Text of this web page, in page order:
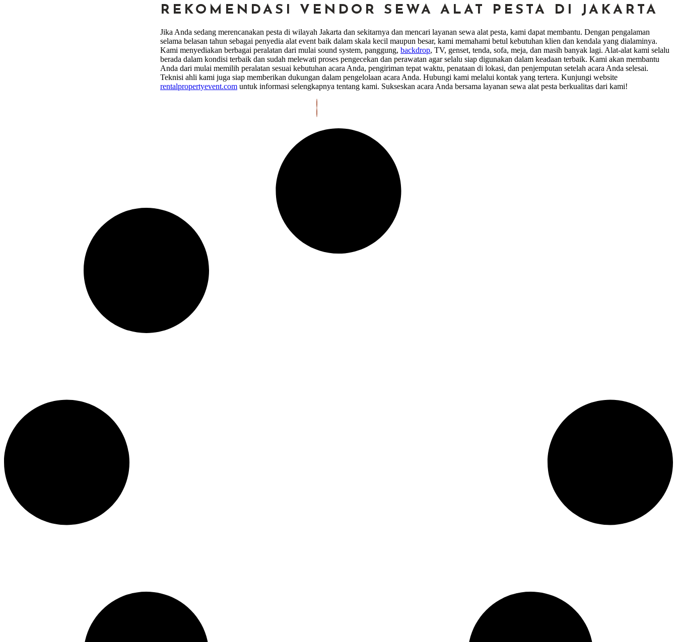
REKOMENDASI VENDOR SEWA ALAT PESTA DI JAKARTA
Jika Anda sedang merencanakan pesta di wilayah Jakarta dan sekitarnya dan mencari layanan sewa alat pesta, kami dapat membantu. Dengan pengalaman
selama belasan tahun sebagai penyedia alat event baik dalam skala kecil maupun besar, kami memahami betul kebutuhan klien dan kendala yang dialaminya.
Kami menyediakan berbagai peralatan dari mulai sound system, panggung, backdrop, TV, genset, tenda, sofa, meja, dan masih banyak lagi. Alat-alat kami selalu
berada dalam kondisi terbaik dan sudah melewati proses pengecekan dan perawatan agar selalu siap digunakan dalam keadaan terbaik. Kami akan membantu
Anda dari mulai memilih peralatan sesuai kebutuhan acara Anda, pengiriman tepat waktu, penataan di lokasi, dan penjemputan setelah acara Anda selesai.
Teknisi ahli kami juga siap memberikan dukungan dalam pengelolaan acara Anda. Hubungi kami melalui kontak yang tertera. Kunjungi website
rentalpropertyevent.com untuk informasi selengkapnya tentang kami. Sukseskan acara Anda bersama layanan sewa alat pesta berkualitas dari kami!